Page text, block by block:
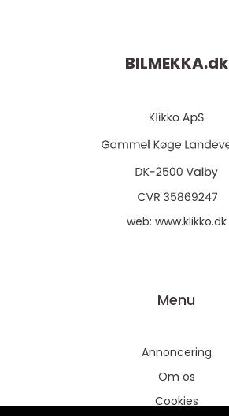
BILMEKKA.dk
web: www.klikko.dk
Menu
Annoncering
Om os
Cookies